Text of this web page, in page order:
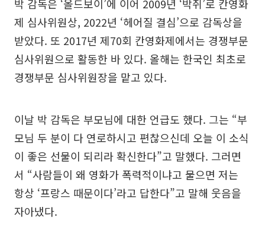
박 감독은 ‘올드보이’에 이어 2009년 ‘박쥐’로 칸영화
제 심사위원상, 2022년 ‘헤어질 결심’으로 감독상을
받았다. 또 2017년 제70회 칸영화제에서는 경쟁부문
심사위원으로 활동한 바 있다. 올해는 한국인 최초로
경쟁부문 심사위원장을 맡고 있다.
이날 박 감독은 부모님에 대한 언급도 했다. 그는 “부
모님 두 분이 다 연로하시고 편찮으신데 오늘 이 소식
이 좋은 선물이 되리라 확신한다”고 말했다. 그러면
서 “사람들이 왜 영화가 폭력적이냐고 물으면 저는
항상 ‘프랑스 때문이다’라고 답한다”고 말해 웃음을
자아냈다.